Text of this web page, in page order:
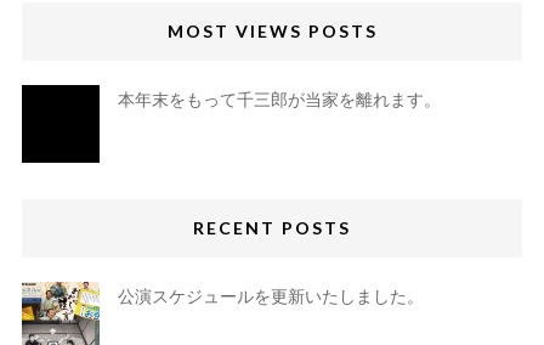
MOST VIEWS POSTS
本年末をもって千三郎が当家を離れます。
RECENT POSTS
公演スケジュールを更新いたしました。